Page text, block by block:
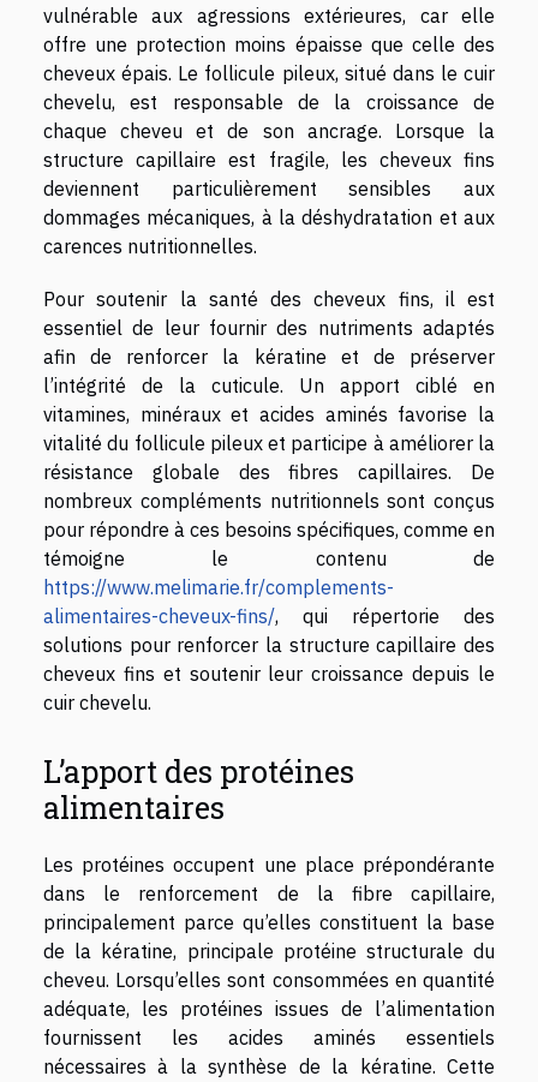
vulnérable aux agressions extérieures, car elle
offre une protection moins épaisse que celle des
cheveux épais. Le follicule pileux, situé dans le cuir
chevelu, est responsable de la croissance de
chaque cheveu et de son ancrage. Lorsque la
structure capillaire est fragile, les cheveux fins
deviennent particulièrement sensibles aux
dommages mécaniques, à la déshydratation et aux
carences nutritionnelles.
Pour soutenir la santé des cheveux fins, il est
essentiel de leur fournir des nutriments adaptés
afin de renforcer la kératine et de préserver
l’intégrité de la cuticule. Un apport ciblé en
vitamines, minéraux et acides aminés favorise la
vitalité du follicule pileux et participe à améliorer la
résistance globale des fibres capillaires. De
nombreux compléments nutritionnels sont conçus
pour répondre à ces besoins spécifiques, comme en
témoigne le contenu de
https://www.melimarie.fr/complements-
alimentaires-cheveux-fins/, qui répertorie des
solutions pour renforcer la structure capillaire des
cheveux fins et soutenir leur croissance depuis le
cuir chevelu.
L’apport des protéines
alimentaires
Les protéines occupent une place prépondérante
dans le renforcement de la fibre capillaire,
principalement parce qu’elles constituent la base
de la kératine, principale protéine structurale du
cheveu. Lorsqu’elles sont consommées en quantité
adéquate, les protéines issues de l’alimentation
fournissent les acides aminés essentiels
nécessaires à la synthèse de la kératine. Cette